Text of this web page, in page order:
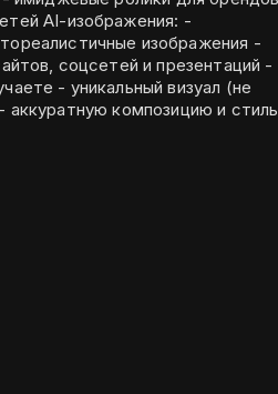
-
стоки) - формат под рекламу или соцсети - аккуратную композицию и стиль